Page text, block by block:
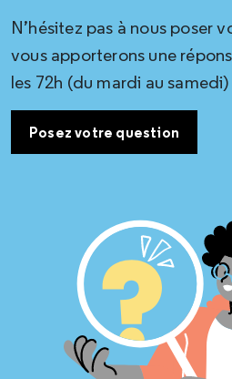
N’hésitez pas à nous poser
vous apporterons une
les 72h (du mardi au samedi)
Posez votre question